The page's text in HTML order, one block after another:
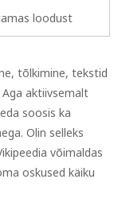
loodust
tõlkimine, tekstid
aktiivsemalt
soosis ka
Olin selleks
võimaldas
oskused käiku